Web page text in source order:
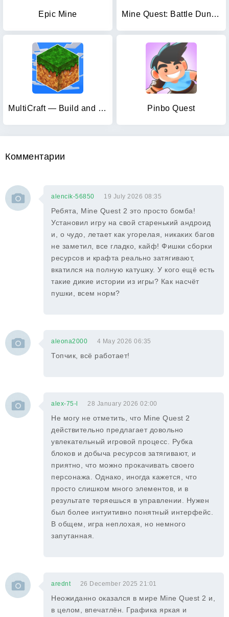
Epic Mine Mine Quest: Battle Dungeon RPG
MultiCraft — Build and Mine! Pinbo Quest
Комментарии
alencik-56850 19 July 2026 08:35
Ребята, Mine Quest 2 это просто бомба!
Установил игру на свой старенький андроид
и, о чудо, летает как угорелая, никаких багов
не заметил, все гладко, кайф! Фишки сборки
ресурсов и крафта реально затягивают,
вкатился на полную катушку. У кого ещё есть
такие дикие истории из игры? Как насчёт
пушки, всем норм?
aleona2000 4 May 2026 06:35
Топчик, всё работает!
alex-75-l 28 January 2026 02:00
Не могу не отметить, что Mine Quest 2
действительно предлагает довольно
увлекательный игровой процесс. Рубка
блоков и добыча ресурсов затягивают, и
приятно, что можно прокачивать своего
персонажа. Однако, иногда кажется, что
просто слишком много элементов, и в
результате теряешься в управлении. Нужен
был более интуитивно понятный интерфейс.
В общем, игра неплохая, но немного
запутанная.
arednt 26 December 2025 21:01
Неожиданно оказался в мире Mine Quest 2 и,
в целом, впечатлён. Графика яркая и